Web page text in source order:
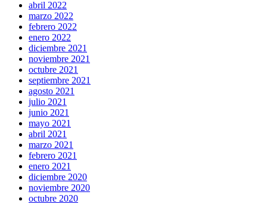
abril 2022
marzo 2022
febrero 2022
enero 2022
diciembre 2021
noviembre 2021
octubre 2021
septiembre 2021
agosto 2021
julio 2021
junio 2021
mayo 2021
abril 2021
marzo 2021
febrero 2021
enero 2021
diciembre 2020
noviembre 2020
octubre 2020